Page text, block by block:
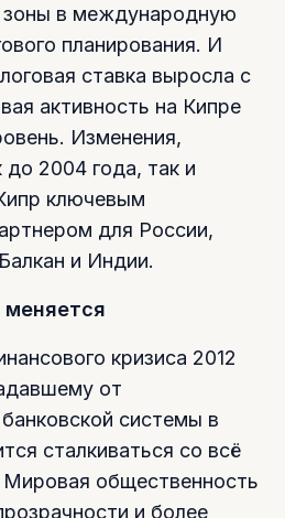
в международную
планирования. И
ставка выросла с
активность на Кипре
Изменения,
2004 года, так и
ключевым
для России,
и Индии.
меняется
кризиса 2012
от
системы в
сталкиваться со всё
общественность
и более